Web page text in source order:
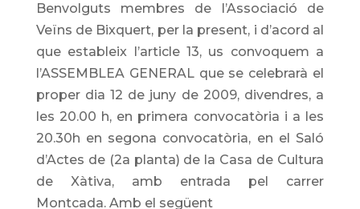
Benvolguts membres de l’Associació de
Veïns de Bixquert, per la present, i d’acord al
que estableix l’article 13, us convoquem a
l’ASSEMBLEA GENERAL que se celebrarà el
proper dia 12 de juny de 2009, divendres, a
les 20.00 h, en primera convocatòria i a les
20.30h en segona convocatòria, en el Saló
d’Actes de (2a planta) de la Casa de Cultura
de Xàtiva, amb entrada pel carrer
Montcada. Amb el següent